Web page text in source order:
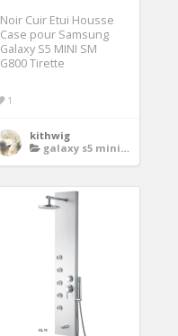
Noir Cuir Etui Housse
Case pour Samsung
Galaxy S5 MINI SM
G800 Tirette
1
kithwig
galaxy s5 mini noir